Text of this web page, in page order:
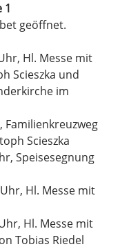
1
geöffnet.
Hl. Messe mit
Scieszka und
im
Familienkreuzweg
Scieszka
Speisesegnung
Hl. Messe mit
Hl. Messe mit
Tobias Riedel